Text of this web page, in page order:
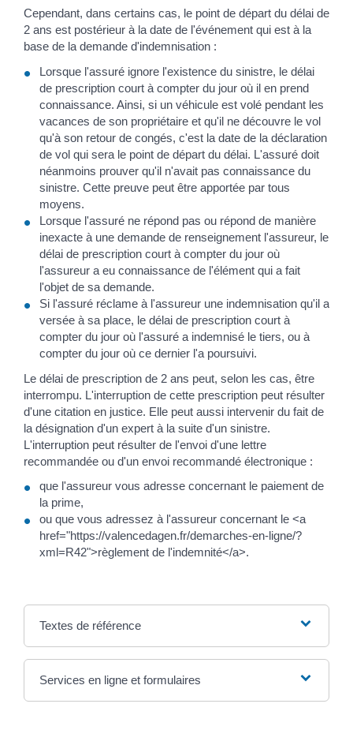
Cependant, dans certains cas, le point de départ du délai de
2 ans est postérieur à la date de l'événement qui est à la
base de la demande d'indemnisation :
Lorsque l'assuré ignore l'existence du sinistre, le délai
de prescription court à compter du jour où il en prend
connaissance. Ainsi, si un véhicule est volé pendant les
vacances de son propriétaire et qu'il ne découvre le vol
qu'à son retour de congés, c'est la date de la déclaration
de vol qui sera le point de départ du délai. L'assuré doit
néanmoins prouver qu'il n'avait pas connaissance du
sinistre. Cette preuve peut être apportée par tous
moyens.
Lorsque l'assuré ne répond pas ou répond de manière
inexacte à une demande de renseignement l'assureur, le
délai de prescription court à compter du jour où
l'assureur a eu connaissance de l'élément qui a fait
l'objet de sa demande.
Si l'assuré réclame à l'assureur une indemnisation qu'il a
versée à sa place, le délai de prescription court à
compter du jour où l'assuré a indemnisé le tiers, ou à
compter du jour où ce dernier l'a poursuivi.
Le délai de prescription de 2 ans peut, selon les cas, être
interrompu. L'interruption de cette prescription peut résulter
d'une citation en justice. Elle peut aussi intervenir du fait de
la désignation d'un expert à la suite d'un sinistre.
L'interruption peut résulter de l'envoi d'une lettre
recommandée ou d'un envoi recommandé électronique :
que l'assureur vous adresse concernant le paiement de
la prime,
ou que vous adressez à l'assureur concernant le <a
href="https://valencedagen.fr/demarches-en-ligne/?
xml=R42">règlement de l'indemnité</a>.
Textes de référence
Services en ligne et formulaires